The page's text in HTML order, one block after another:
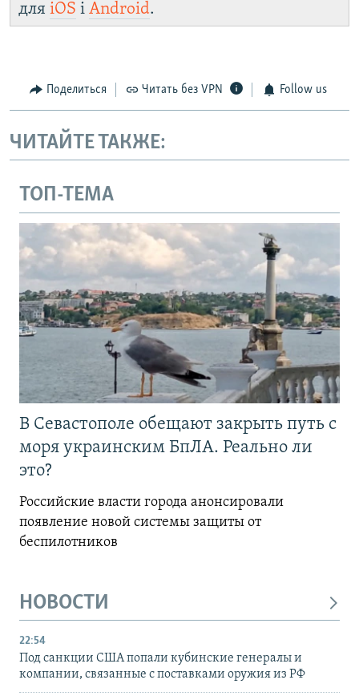
для iOS і Android.
Поделиться Читать без VPN Follow us
ЧИТАЙТЕ ТАКЖЕ:
ТОП-ТЕМА
В Севастополе обещают закрыть путь с
моря украинским БпЛА. Реально ли
это?
Российские власти города анонсировали
появление новой системы защиты от
беспилотников
НОВОСТИ
22:54
Под санкции США попали кубинские генералы и
компании, связанные с поставками оружия из РФ